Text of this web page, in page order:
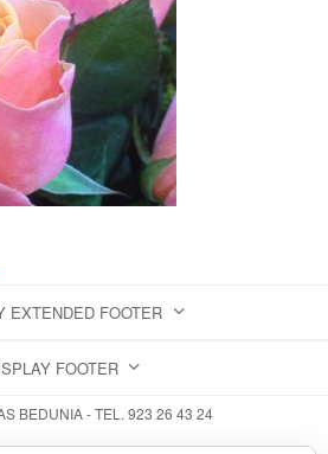
EXTENDED FOOTER
FOOTER
BEDUNIA - TEL. 923 26 43 24